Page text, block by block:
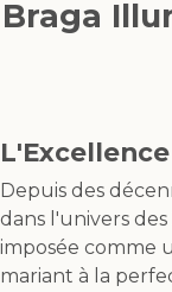
Braga
Depuis des
dans l'univers des
imposée comme
mariant à la